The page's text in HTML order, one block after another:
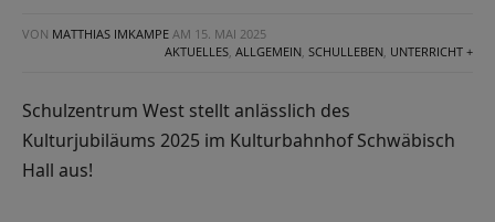
VON MATTHIAS IMKAMPE AM 15. MAI 2025
AKTUELLES, ALLGEMEIN, SCHULLEBEN, UNTERRICHT +
Schulzentrum West stellt anlässlich des
Kulturjubiläums 2025 im Kulturbahnhof Schwäbisch
Hall aus!